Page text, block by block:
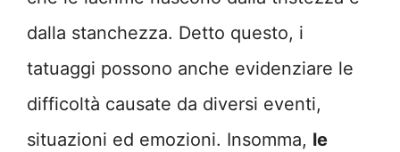
dalla stanchezza. Detto questo, i
tatuaggi possono anche evidenziare le
difficoltà causate da diversi eventi,
situazioni ed emozioni. Insomma, le